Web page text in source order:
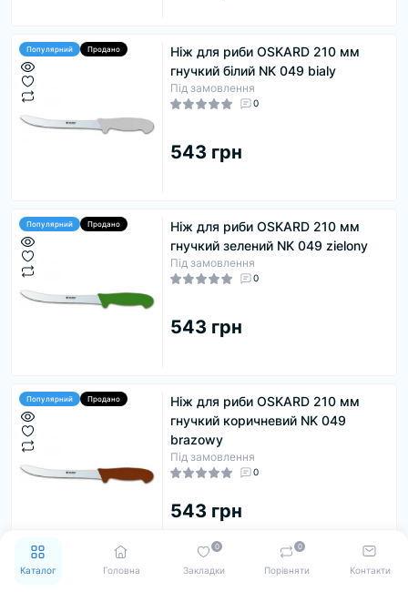
Каталог Головна Закладки
0
Порівняти
0
Контакти
Популярний Продано
Ніж для риби OSKARD 210 мм
гнучкий білий NK 049 bialy
Під замовлення
0
543 грн
Популярний Продано
Ніж для риби OSKARD 210 мм
гнучкий зелений NK 049 zielony
Під замовлення
0
543 грн
Популярний Продано
Ніж для риби OSKARD 210 мм
гнучкий коричневий NK 049
brazowy
Під замовлення
0
543 грн
Популярний Продано
Ніж для риби OSKARD 210 мм